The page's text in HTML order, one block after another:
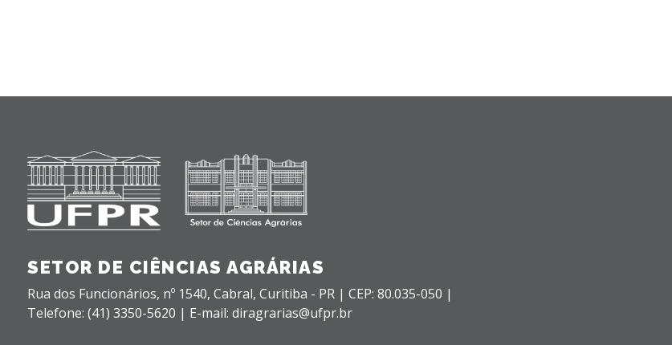
SETOR DE CIÊNCIAS AGRÁRIAS
Rua dos Funcionários, nº 1540, Cabral, Curitiba - PR | CEP: 80.035-050 |
Telefone: (41) 3350-5620 | E-mail: diragrarias@ufpr.br